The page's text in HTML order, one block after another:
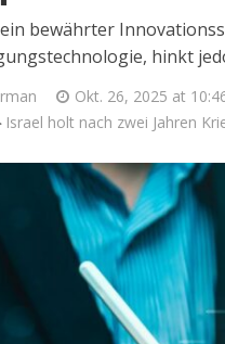
bewährter
hinkt
Okt. 26, 2025 at
Israel holt nach zwei Jahren